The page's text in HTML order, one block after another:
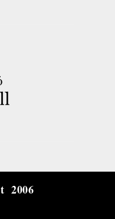
2006